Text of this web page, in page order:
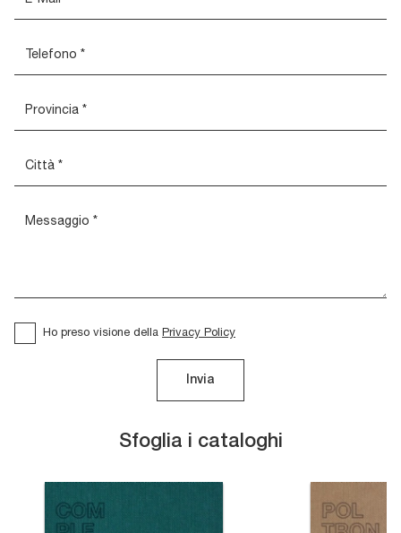
Sfoglia i cataloghi
Ho preso visione della Privacy Policy
Invia